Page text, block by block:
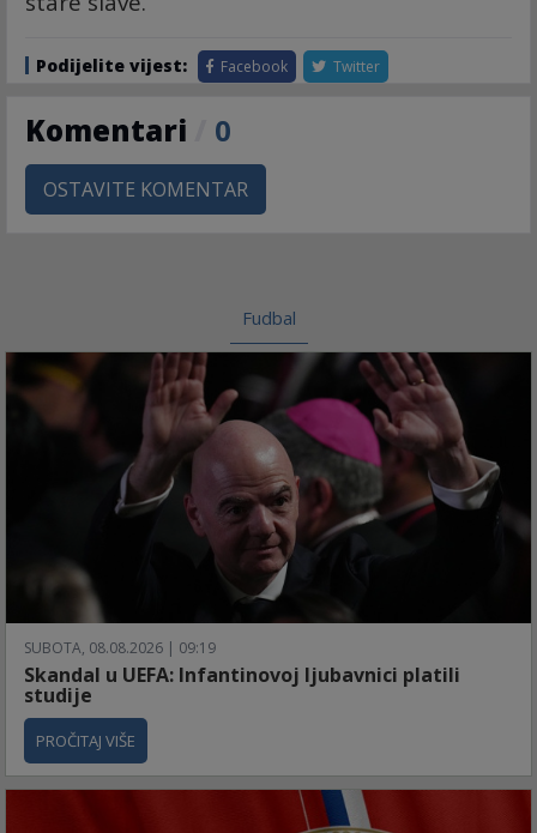
Podijelite vijest: Facebook Twitter
Komentari 0
OSTAVITE KOMENTAR
Fudbal
SUBOTA, 08.08.2026 | 09:19
Skandal u UEFA: Infantinovoj ljubavnici platili
studije
PROČITAJ VIŠE